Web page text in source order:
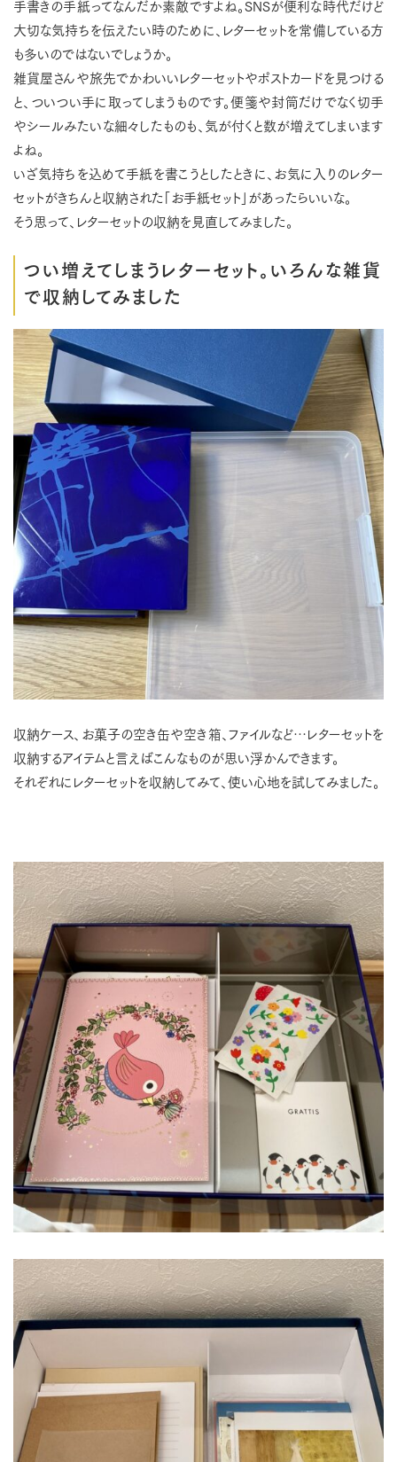
手書きの手紙ってなんだか素敵ですよね。SNSが便利な時代だけど
大切な気持ちを伝えたい時のために、レターセットを常備している方
も多いのではないでしょうか。
雑貨屋さんや旅先でかわいいレターセットやポストカードを見つける
と、ついつい手に取ってしまうものです。便箋や封筒だけでなく切手
やシールみたいな細々したものも、気が付くと数が増えてしまいます
よね。
いざ気持ちを込めて手紙を書こうとしたときに、お気に入りのレター
セットがきちんと収納された「お手紙セット」があったらいいな。
そう思って、レターセットの収納を見直してみました。
つい増えてしまうレターセット。いろんな雑貨
で収納してみました
収納ケース、お菓子の空き缶や空き箱、ファイルなど…レターセットを
収納するアイテムと言えばこんなものが思い浮かんできます。
それぞれにレターセットを収納してみて、使い心地を試してみました。